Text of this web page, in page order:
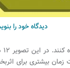
دیدگاه‌ خود را
بیشتری برای